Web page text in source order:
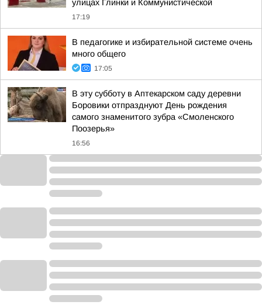
улицах Глинки и Коммунистической
17:19
В педагогике и избирательной системе очень
много общего
17:05
В эту субботу в Аптекарском саду деревни
Боровики отпразднуют День рождения
самого знаменитого зубра «Смоленского
Поозерья»
16:56